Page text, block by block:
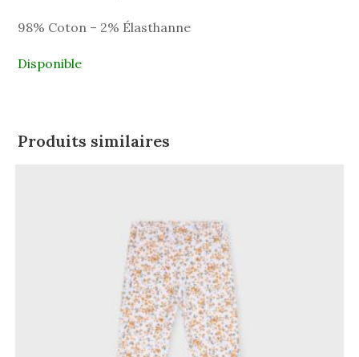
98% Coton – 2% Élasthanne
Disponible
Produits similaires